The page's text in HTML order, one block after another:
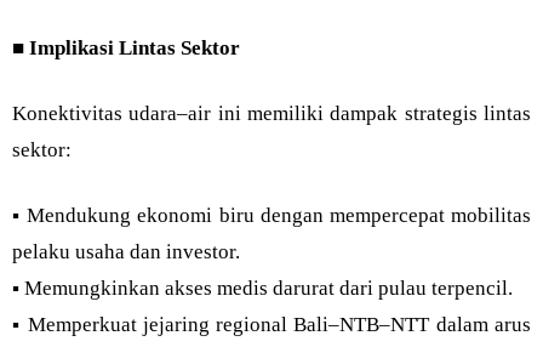
■ Implikasi Lintas Sektor
Konektivitas udara–air ini memiliki dampak strategis lintas
sektor:
▪︎ Mendukung ekonomi biru dengan mempercepat mobilitas
pelaku usaha dan investor.
▪︎ Memungkinkan akses medis darurat dari pulau terpencil.
▪︎ Memperkuat jejaring regional Bali–NTB–NTT dalam arus